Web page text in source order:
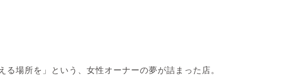
場所を」という、女性オーナーの夢が詰まった店。